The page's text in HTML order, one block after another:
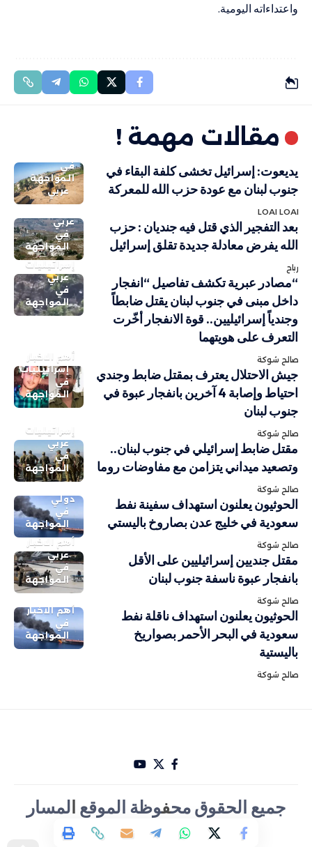
واعتداءاته اليومية.
مقالات مهمة !
في
المواجهة
عربي
يديعوت: إسرائيل تخشى كلفة البقاء في
جنوب لبنان مع عودة حزب الله للمعركة
LOAI LOAI
عربي
في
المواجهة
بعد التفجير الذي قتل فيه جنديان : حزب
الله يفرض معادلة جديدة تقلق إسرائيل
رباح
إسرائيليات
عربي
في
المواجهة
“مصادر عبرية تكشف تفاصيل “انفجار
داخل مبنى في جنوب لبنان يقتل ضابطاً
وجندياً إسرائيليين.. قوة الانفجار أخّرت
التعرف على هويتهما
صالح شوكة
أهم الاخبار
إسرائيليات
في
المواجهة
جيش الاحتلال يعترف بمقتل ضابط وجندي
احتياط وإصابة 4 آخرين بانفجار عبوة في
جنوب لبنان
صالح شوكة
إسرائيليات
عربي
في
المواجهة
مقتل ضابط إسرائيلي في جنوب لبنان..
وتصعيد ميداني يتزامن مع مفاوضات روما
صالح شوكة
دولي
في
المواجهة
الحوثيون يعلنون استهداف سفينة نفط
سعودية في خليج عدن بصاروخ باليستي
صالح شوكة
أهم الاخبار
عربي
في
المواجهة
مقتل جنديين إسرائيليين على الأقل
بانفجار عبوة ناسفة جنوب لبنان
صالح شوكة
أهم الاخبار
في
المواجهة
الحوثيون يعلنون استهداف ناقلة نفط
سعودية في البحر الأحمر بصواريخ
باليستية
صالح شوكة
جميع الحقوق محفوظة الموقع المسار
الأخباري تصميم Hakam